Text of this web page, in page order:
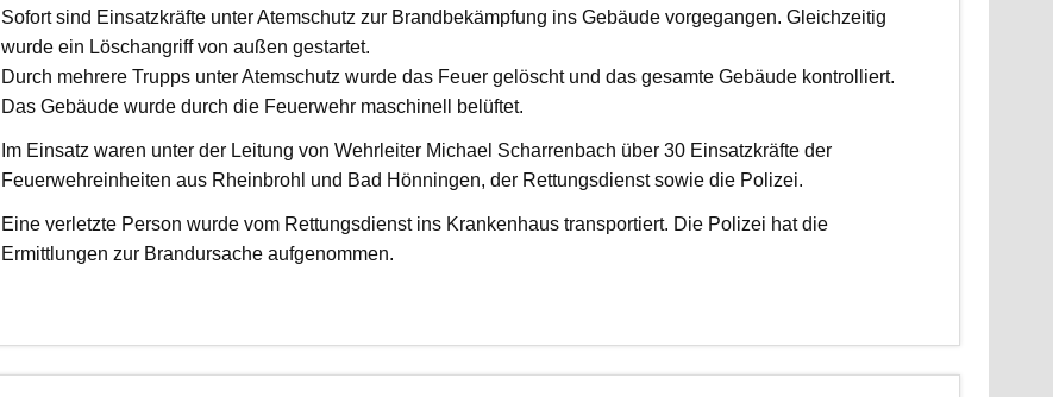
Sofort sind Einsatzkräfte unter Atemschutz zur Brandbekämpfung ins Gebäude vorgegangen. Gleichzeitig
wurde ein Löschangriff von außen gestartet.
Durch mehrere Trupps unter Atemschutz wurde das Feuer gelöscht und das gesamte Gebäude kontrolliert.
Das Gebäude wurde durch die Feuerwehr maschinell belüftet.
Im Einsatz waren unter der Leitung von Wehrleiter Michael Scharrenbach über 30 Einsatzkräfte der
Feuerwehreinheiten aus Rheinbrohl und Bad Hönningen, der Rettungsdienst sowie die Polizei.
Eine verletzte Person wurde vom Rettungsdienst ins Krankenhaus transportiert. Die Polizei hat die
Ermittlungen zur Brandursache aufgenommen.